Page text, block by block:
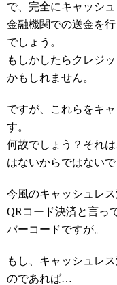
で、完全にキャッシ
金融機関での送金を
でしょう。
もしかしたらクレジ
かもしれません。
ですが、これらをキ
す。
何故でしょう？それは
はないからではないで
今風のキャッシュレ
QRコード決済と言っ
バーコードですが。
もし、キャッシュレ
のであれば…